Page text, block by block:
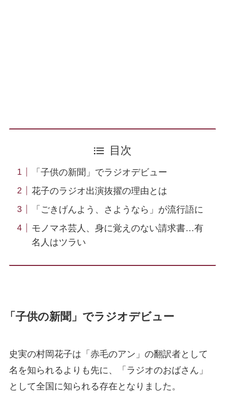
目次
「子供の新聞」でラジオデビュー
花子のラジオ出演抜擢の理由とは
「ごきげんよう、さようなら」が流行語に
モノマネ芸人、身に覚えのない請求書…有
名人はツラい
「子供の新聞」でラジオデビュー
史実の村岡花子は「赤毛のアン」の翻訳者として
名を知られるよりも先に、「ラジオのおばさん」
として全国に知られる存在となりました。